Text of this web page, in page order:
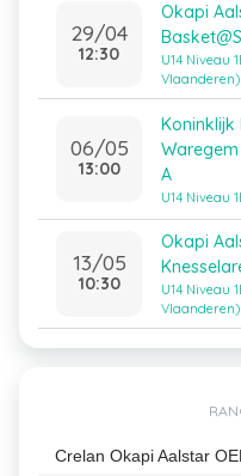
29/04
12:30
Okapi
U14 Niveau
Vlaanderen)
06/05
13:00
Koninklijk
Waregem
A
U14 Niveau
13/05
10:30
Okapi
U14 Niveau
Vlaanderen)
Crelan Okapi Aalstar